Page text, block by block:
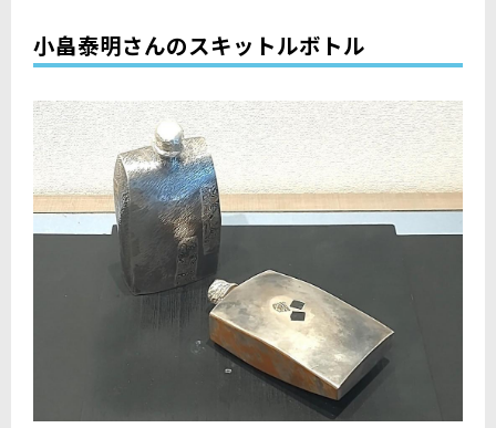
小畠泰明さんのスキットルボトル